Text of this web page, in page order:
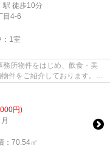
駅 徒歩10分
目4-6
1室
所物件をはじめ、飲食・美
件をご紹介しております。
円)
：70.54㎡